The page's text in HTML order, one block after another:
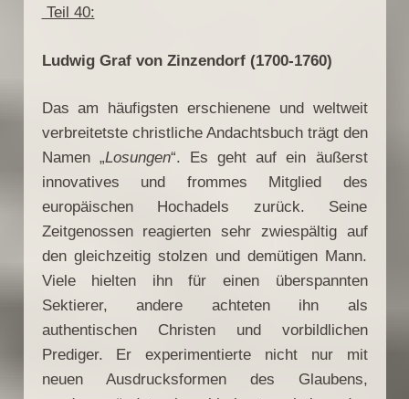
Teil 40:
Ludwig Graf von Zinzendorf (1700-1760)
Das am häufigsten erschienene und weltweit
verbreitetste christliche Andachtsbuch trägt den
Namen „Losungen“. Es geht auf ein äußerst
innovatives und frommes Mitglied des
europäischen Hochadels zurück. Seine
Zeitgenossen reagierten sehr zwiespältig auf
den gleichzeitig stolzen und demütigen Mann.
Viele hielten ihn für einen überspannten
Sektierer, andere achteten ihn als
authentischen Christen und vorbildlichen
Prediger. Er experimentierte nicht nur mit
neuen Ausdrucksformen des Glaubens,